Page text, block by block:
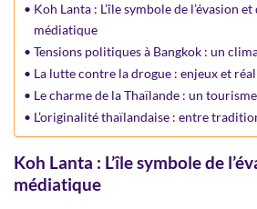
Koh Lanta : L’île symbole de l’évasion et
médiatique
Tensions politiques à Bangkok : un
La lutte contre la drogue : enjeux et
Le charme de la Thaïlande : un
L’originalité thaïlandaise : entre
Koh Lanta : L’île symbole de
médiatique